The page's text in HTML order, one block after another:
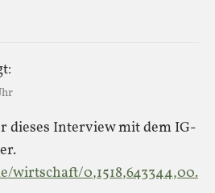
dieses Interview mit dem IG-
wirtschaft/0,1518,643344,00.